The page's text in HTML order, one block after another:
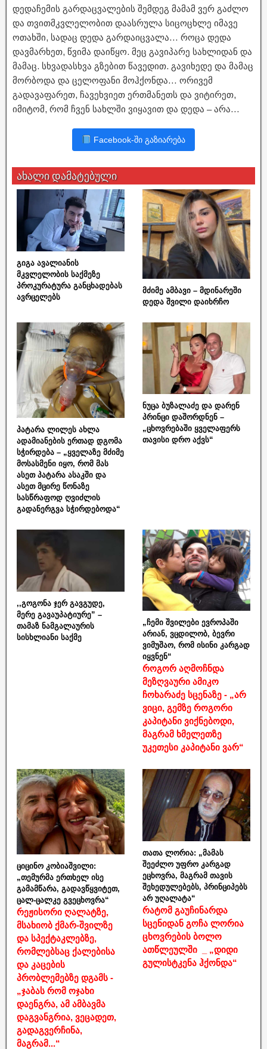
დედაჩემის გარდაცვალების შემდეგ მამამ ვერ გაძლო
და თვითმკვლელობით დაასრულა სიცოცხლე იმავე
ოთახში, სადაც დედა გარდაიცვალა… როცა დედა
დავმარხეთ, წვიმა დაიწყო. მეც გავიპარე სახლიდან და
მამაც. სხვადასხვა გზებით წავედით. გავიხედე და მამაც
მორბოდა და ცელოფანი მოჰქონდა… ორივემ
გადავაფარეთ, ჩავეხვიეთ ერთმანეთს და ვიტირეთ,
იმიტომ, რომ ჩვენ სახლში ვიყავით და დედა – არა…
Facebook-ში გაზიარება
ახალი დამატებული
გიგა ავალიანის
მკვლელობის საქმეზე
პროკურატურა განცხადებას
ავრცელებს
მძიმე ამბავი – მდინარეში
დედა შვილი დაიხრჩო
პატარა ლილეს ახლა
ადამიანების ერთად დგომა
სჭირდება – „ყველაზე მძიმე
მოსასმენი იყო, რომ მას
ასეთ პატარა ასაკში და
ასეთ მცირე წონაზე
სასწრაფოდ ღვიძლის
გადანერგვა სჭირდებოდა“
ნუცა ბუზალაძე და დარენ
პრინცი დაშორდნენ –
„ცხოვრებაში ყველაფერს
თავისი დრო აქვს“
,,გოგონა ჯერ გავგუდე,
მერე გავაუპატიურე” –
თამაზ ნამგალაურის
სისხლიანი საქმე
„ჩემი შვილები ევროპაში
არიან, ვცდილობ, ბევრი
ვიმუშაო, რომ ისინი კარგად
იყვნენ“
როგორ აღმოჩნდა
მეზღვაური ამიკო
ჩოხარაძე სცენაზე - „არ
ვიცი, გემზე როგორი
კაპიტანი ვიქნებოდი,
მაგრამ ხმელეთზე
უკეთესი კაპიტანი ვარ“
ციცინო კობიაშვილი:
„თემურმა ერთხელ ისე
გამამწარა, გადავწყვიტეთ,
ცალ-ცალკე გვეცხოვრა“
რეჟისორი ღალატზე,
მსახიობ ქმარ-შვილზე
და სპექტაკლებზე,
რომლებსაც ქალებისა
და კაცების
პრობლემებზე დგამს -
„ჯაბას რომ ოჯახი
დაენგრა, ამ ამბავმა
დაგვანგრია, ვეცადეთ,
გადაგვერჩინა,
მაგრამ...“
თათა ლორია: „მამას
შეეძლო უფრო კარგად
ეცხოვრა, მაგრამ თავის
შეხედულებებს, პრინციპებს
არ უღალატა“
რატომ გაუჩინარდა
სცენიდან გოჩა ლორია
ცხოვრების ბოლო
ათწლეულში _ „დიდი
გულისტკენა ჰქონდა“